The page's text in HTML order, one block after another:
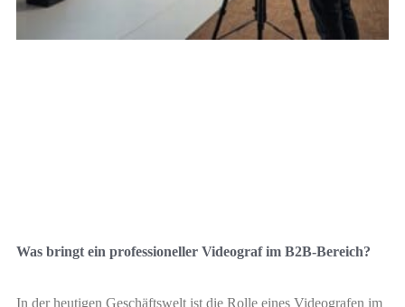
Was bringt ein professioneller Videograf im B2B-Bereich?
In der heutigen Geschäftswelt ist die Rolle eines Videografen im